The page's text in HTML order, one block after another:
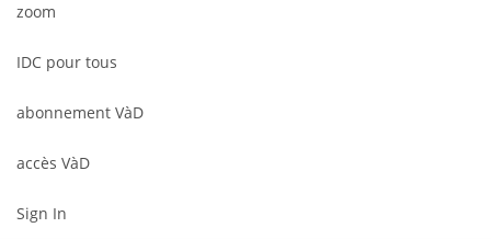
zoom
IDC pour tous
abonnement VàD
accès VàD
Sign In